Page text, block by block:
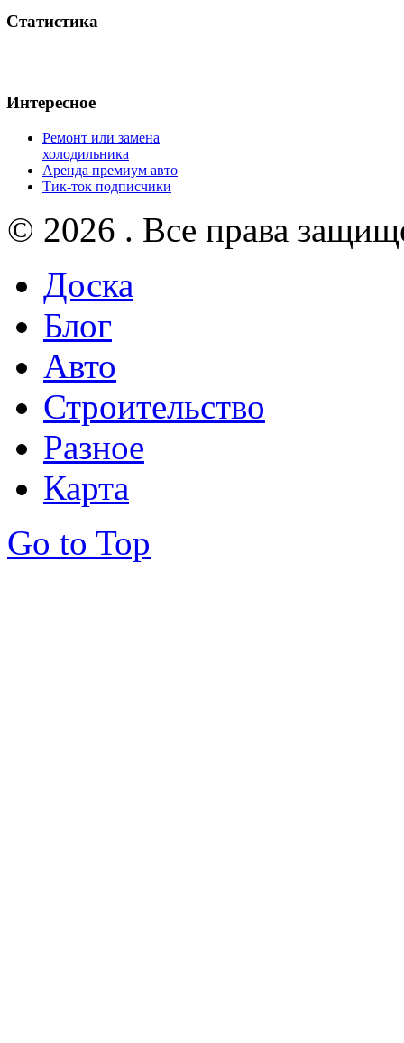
Статистика
Интересное
Ремонт или замена
холодильника
Аренда премиум авто
Тик-ток подписчики
© 2026 . Все права
Доска
Блог
Авто
Строительство
Разное
Карта
Go to Top